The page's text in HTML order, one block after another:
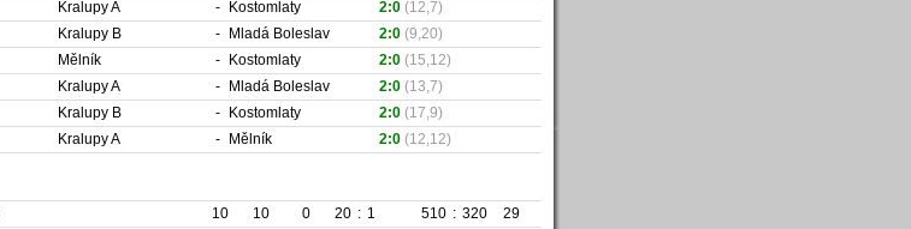
Kralupy A - Kostomlaty 2:0 (12,7)
Kralupy B - Mladá Boleslav 2:0 (9,20)
Mělník - Kostomlaty 2:0 (15,12)
Kralupy A - Mladá Boleslav 2:0 (13,7)
Kralupy B - Kostomlaty 2:0 (17,9)
Kralupy A - Mělník 2:0 (12,12)
10 10 0 20 : 1 510 : 320
29